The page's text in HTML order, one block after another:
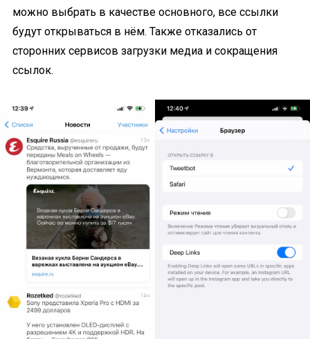
можно выбрать в качестве основного, все ссылки
будут открываться в нём. Также отказались от
сторонних сервисов загрузки медиа и сокращения
ссылок.